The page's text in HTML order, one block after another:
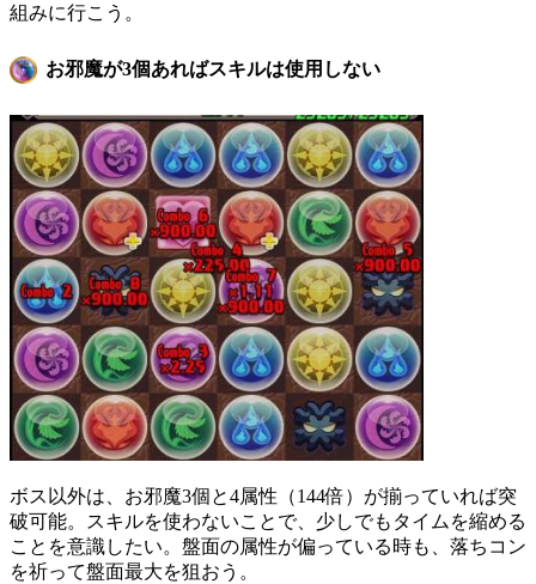
組みに行こう。
お邪魔が3個あればスキルは使用しない
ボス以外は、お邪魔3個と4属性（144倍）が揃っていれば突
破可能。スキルを使わないことで、少しでもタイムを縮める
ことを意識したい。盤面の属性が偏っている時も、落ちコン
を祈って盤面最大を狙おう。